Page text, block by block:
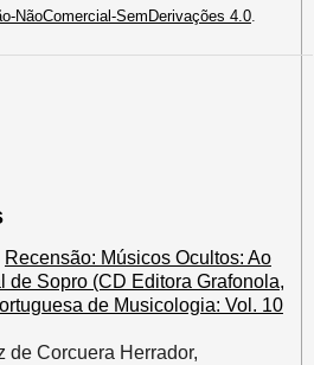
NãoComercial-SemDerivações 4.0.
Recensão: Músicos Ocultos: Ao
de Sopro (CD Editora Grafonola,
de Musicologia: Vol. 10
de Corcuera Herrador,